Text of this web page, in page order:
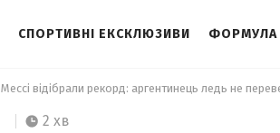
СПОРТИВНІ ЕКСКЛЮЗИВИ ФОРМУЛА
2 хв